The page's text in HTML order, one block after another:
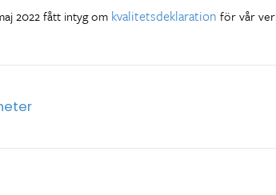
2022 fått intyg om kvalitetsdeklaration för vår